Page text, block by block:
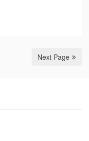
Next Page